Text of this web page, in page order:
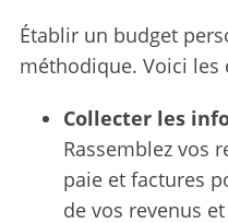
Établir un budget
méthodique. Voici les
Collecter les
Rassemblez vos
paie et factures
de vos revenus